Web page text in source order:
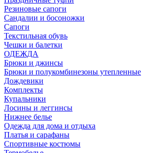
Резиновые сапоги
Сандалии и босоножки
Сапоги
Текстильная обувь
Чешки и балетки
ОДЕЖДА
Брюки и джинсы
Брюки и полукомбинезоны утепленные
Дождевики
Комплекты
Купальники
Лосины и леггинсы
Нижнее белье
Одежда для дома и отдыха
Платья и сарафаны
Спортивные костюмы